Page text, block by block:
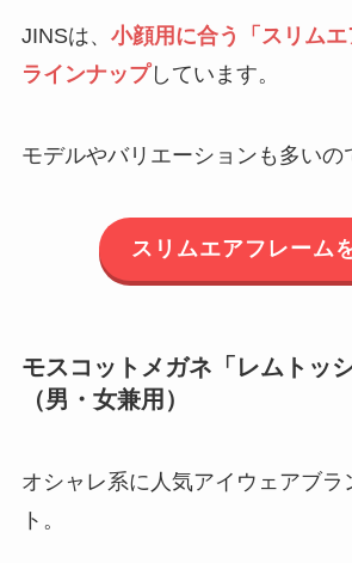
JINSは、 小顔用に合う「スリム
ラインナップしています。
モデルやバリエーションも多いの
スリムエアフレーム
モスコットメガネ「レムトッ
（男・女兼用）
オシャレ系に人気アイウェアブラ
ト。